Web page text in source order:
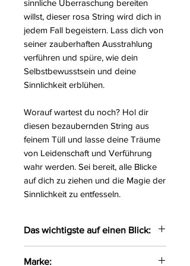
sinnliche Überraschung bereiten
willst, dieser rosa String wird dich in
jedem Fall begeistern. Lass dich von
seiner zauberhaften Ausstrahlung
verführen und spüre, wie dein
Selbstbewusstsein und deine
Sinnlichkeit erblühen.
Worauf wartest du noch? Hol dir
diesen bezaubernden String aus
feinem Tüll und lasse deine Träume
von Leidenschaft und Verführung
wahr werden. Sei bereit, alle Blicke
auf dich zu ziehen und die Magie der
Sinnlichkeit zu entfesseln.
Das wichtigste auf einen Blick:
Marke: